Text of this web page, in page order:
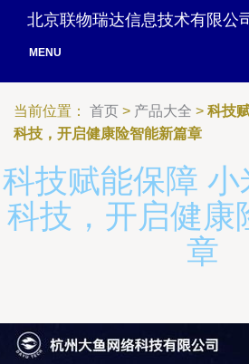
北京联物瑞达信息技术有限公
MENU
当前位置： 首页 > 产品大全 > 科技
科技，开启健康险智能新篇章
科技赋能保障 小
科技，开启健康
章